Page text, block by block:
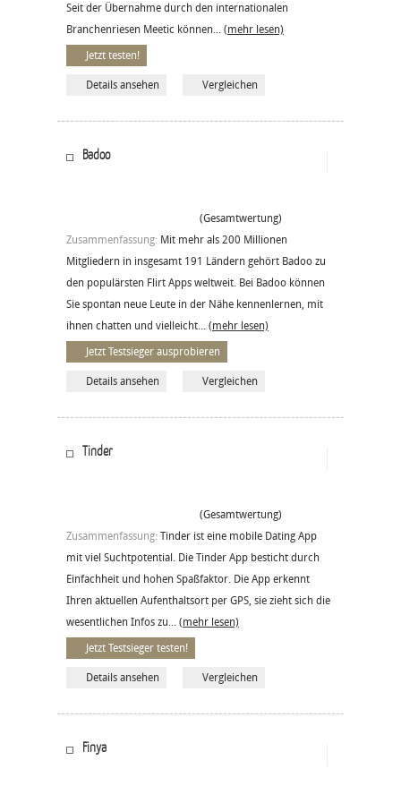
Seit der Übernahme durch den internationalen
Branchenriesen Meetic können... (mehr lesen)
Jetzt testen!
Details ansehen Vergleichen
Badoo
(Gesamtwertung)
Zusammenfassung: Mit mehr als 200 Millionen
Mitgliedern in insgesamt 191 Ländern gehört Badoo zu
den populärsten Flirt Apps weltweit. Bei Badoo können
Sie spontan neue Leute in der Nähe kennenlernen, mit
ihnen chatten und vielleicht... (mehr lesen)
Jetzt Testsieger ausprobieren
Details ansehen Vergleichen
Tinder
(Gesamtwertung)
Zusammenfassung: Tinder ist eine mobile Dating App
mit viel Suchtpotential. Die Tinder App besticht durch
Einfachheit und hohen Spaßfaktor. Die App erkennt
Ihren aktuellen Aufenthaltsort per GPS, sie zieht sich die
wesentlichen Infos zu... (mehr lesen)
Jetzt Testsieger testen!
Details ansehen Vergleichen
Finya